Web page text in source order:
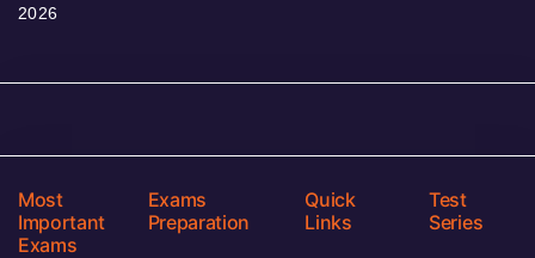
2026
Most
Important
Exams
Exams
Preparation
Quick
Links
Test
Series